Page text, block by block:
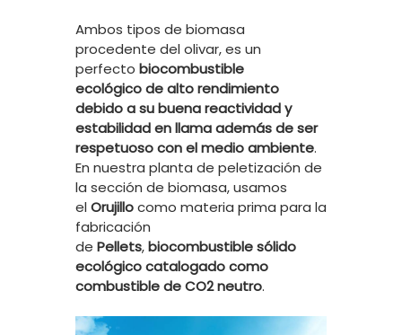
Ambos tipos de biomasa
procedente del olivar, es un
perfecto biocombustible
ecológicode alto rendimiento
debido a su buena reactividad y
estabilidad en llamaademás de ser
respetuoso con el medio ambiente.
En nuestra planta de peletización de
la sección de biomasa, usamos
el Orujillocomo materia prima para la
fabricación
de Pellets,biocombustible sólido
ecológicocatalogado como
combustible de CO2 neutro.